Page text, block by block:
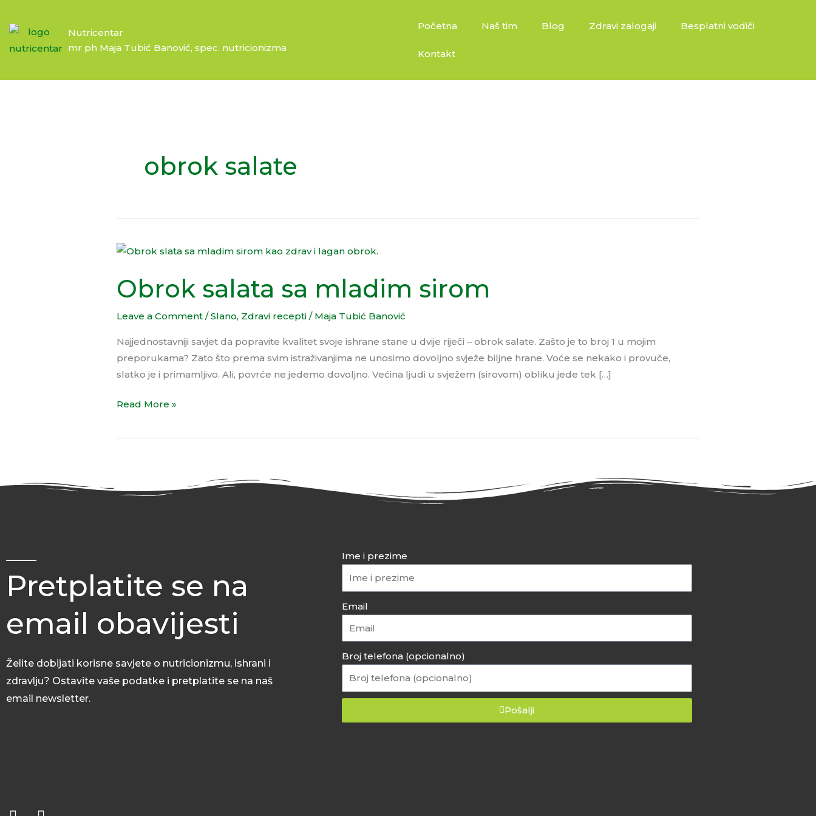
Nutricentar
mr ph Maja Tubić Banović, spec. nutricionizma
Početna Naš tim Blog Zdravi zalogaji Besplatni vodiči
Kontakt
obrok salate
Obrok salata sa mladim sirom
Leave a Comment /Slano, Zdravi recepti / Maja Tubić Banović
Najjednostavniji savjet da popravite kvalitet svoje ishrane stane u dvije riječi – obrok salate. Zašto je to broj 1 u mojim
preporukama? Zato što prema svim istraživanjima ne unosimo dovoljno svježe biljne hrane. Voće se nekako i provuče,
slatko je i primamljivo. Ali, povrće ne jedemo dovoljno. Većina ljudi u svježem (sirovom) obliku jede tek […]
Obrok
sa
mladim
sirom
Read More »
Pretplatite se na
email obavijesti
Želite dobijati korisne savjete o nutricionizmu, ishrani i
zdravlju? Ostavite vaše podatke i pretplatite se na naš
email newsletter.
Ime i prezime
Email
Broj telefona (opcionalno)
Pošalji